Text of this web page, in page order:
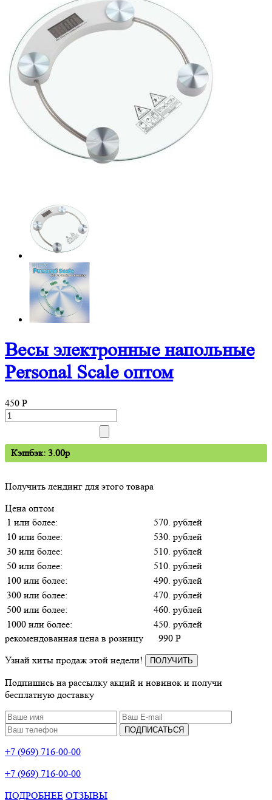
Весы электронные напольные
Personal Scale оптом
450 P
Кэшбэк: 3.00p
Получить лендинг для этого товара
Цена оптом
1 или более:
570. рублей
10 или более:
530. рублей
30 или более:
510. рублей
50 или более:
510. рублей
100 или более:
490. рублей
300 или более:
470. рублей
500 или более:
460. рублей
1000 или более:
450. рублей
рекомендованная цена в розницу
990 P
Узнай хиты продаж этой недели!
ПОЛУЧИТЬ
Подпишись на рассылку акций и новинок и получи
бесплатную доставку
ПОДПИСАТЬСЯ
+7 (969) 716-00-00
+7 (969) 716-00-00
ПОДРОБНЕЕ ОТЗЫВЫ